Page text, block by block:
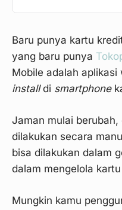
Baru punya kartu
yang baru punya
Mobile adalah
installdi smartphone
Jaman mulai
dilakukan secara
bisa dilakukan dalam
dalam mengelola
Mungkin kamu